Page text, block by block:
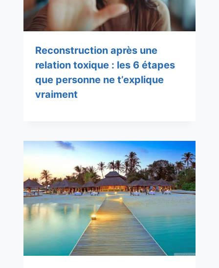
Reconstruction après une
relation toxique : les 6 étapes
que personne ne t’explique
vraiment